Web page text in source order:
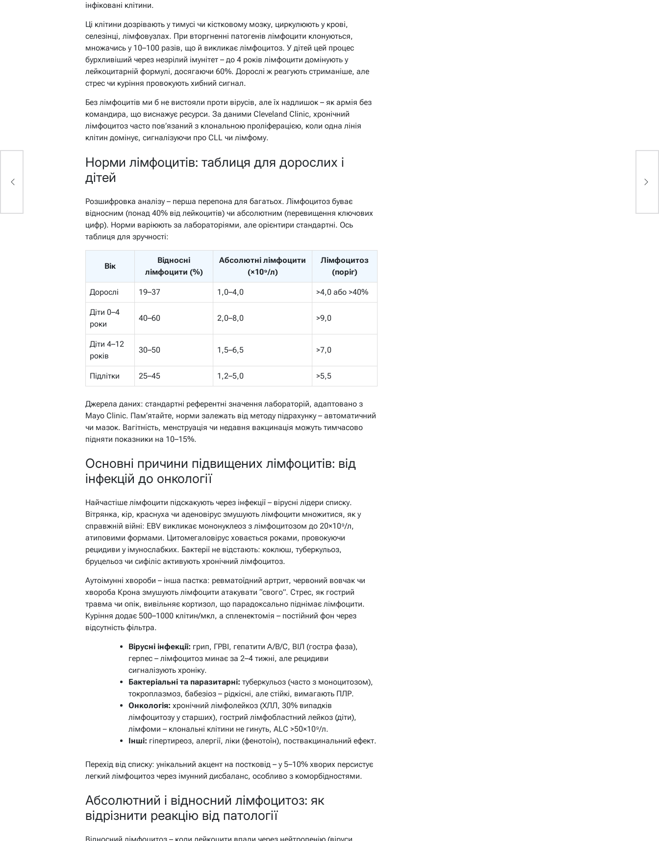
інфіковані клітини.
Ці клітини дозрівають у тимусі чи кістковому мозку, циркулюють у крові,
селезінці, лімфовузлах. При вторгненні патогенів лімфоцити клонуються,
множачись у 10–100 разів, що й викликає лімфоцитоз. У дітей цей процес
бурхливіший через незрілий імунітет – до 4 років лімфоцити домінують у
лейкоцитарній формулі, досягаючи 60%. Дорослі ж реагують стриманіше, але
стрес чи куріння провокують хибний сигнал.
Без лімфоцитів ми б не вистояли проти вірусів, але їх надлишок – як армія без
командира, що виснажує ресурси. За даними Cleveland Clinic, хронічний
лімфоцитоз часто пов’язаний з клональною проліферацією, коли одна лінія
клітин домінує, сигналізуючи про CLL чи лімфому.
Норми лімфоцитів: таблиця для дорослих і
дітей
Розшифровка аналізу – перша перепона для багатьох. Лімфоцитоз буває
відносним (понад 40% від лейкоцитів) чи абсолютним (перевищення ключових
цифр). Норми варіюють за лабораторіями, але орієнтири стандартні. Ось
таблиця для зручності:
Вік
Відносні
лімфоцити (%)
Абсолютні лімфоцити
(×10⁹/л)
Лімфоцитоз
(поріг)
Дорослі 19–37 1,0–4,0 >4,0 або >40%
Діти 0–4
роки
40–60 2,0–8,0 >9,0
Діти 4–12
років
30–50 1,5–6,5 >7,0
Підлітки 25–45 1,2–5,0 >5,5
Джерела даних: стандартні референтні значення лабораторій, адаптовано з
Mayo Clinic. Пам’ятайте, норми залежать від методу підрахунку – автоматичний
чи мазок. Вагітність, менструація чи недавня вакцинація можуть тимчасово
підняти показники на 10–15%.
Основні причини підвищених лімфоцитів: від
інфекцій до онкології
Найчастіше лімфоцити підскакують через інфекції – вірусні лідери списку.
Вітрянка, кір, краснуха чи аденовірус змушують лімфоцити множитися, як у
справжній війні: EBV викликає мононуклеоз з лімфоцитозом до 20×10⁹/л,
атиповими формами. Цитомегаловірус ховається роками, провокуючи
рецидиви у імунослабких. Бактерії не відстають: коклюш, туберкульоз,
бруцельоз чи сифіліс активують хронічний лімфоцитоз.
Аутоімунні хвороби – інша пастка: ревматоїдний артрит, червоний вовчак чи
хвороба Крона змушують лімфоцити атакувати “свого”. Стрес, як гострий
травма чи опік, вивільняє кортизол, що парадоксально піднімає лімфоцити.
Куріння додає 500–1000 клітин/мкл, а спленектомія – постійний фон через
відсутність фільтра.
Вірусні інфекції: грип, ГРВІ, гепатити A/B/C, ВІЛ (гостра фаза),
герпес – лімфоцитоз минає за 2–4 тижні, але рецидиви
сигналізують хроніку.
Бактеріальні та паразитарні: туберкульоз (часто з моноцитозом),
токроплазмоз, бабезіоз – рідкісні, але стійкі, вимагають ПЛР.
Онкологія: хронічний лімфолейкоз (ХЛЛ, 30% випадків
лімфоцитозу у старших), гострий лімфобластний лейкоз (діти),
лімфоми – клональні клітини не гинуть, ALC >50×10⁹/л.
Інші: гіпертиреоз, алергії, ліки (фенотоїн), поствакцинальний ефект.
Перехід від списку: унікальний акцент на постковід – у 5–10% хворих персистує
легкий лімфоцитоз через імунний дисбаланс, особливо з коморбідностями.
Абсолютний і відносний лімфоцитоз: як
відрізнити реакцію від патології